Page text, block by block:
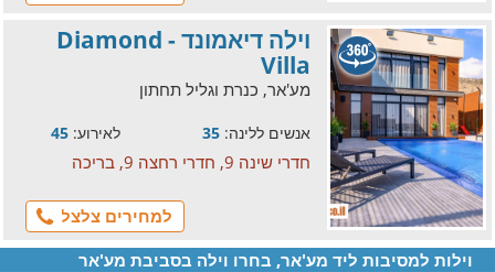
וילה דיאמונד - Diamond
Villa
מע'אר, כנרת וגליל תחתון
אנשים ללינה: 35 לאירוע: 45
חדרי שינה 9, חדרי רחצה 9, בריכה
למחירים צלצל
וילות למסיבות ליד מע'אר, בחרו וילה בסביבת מע'אר